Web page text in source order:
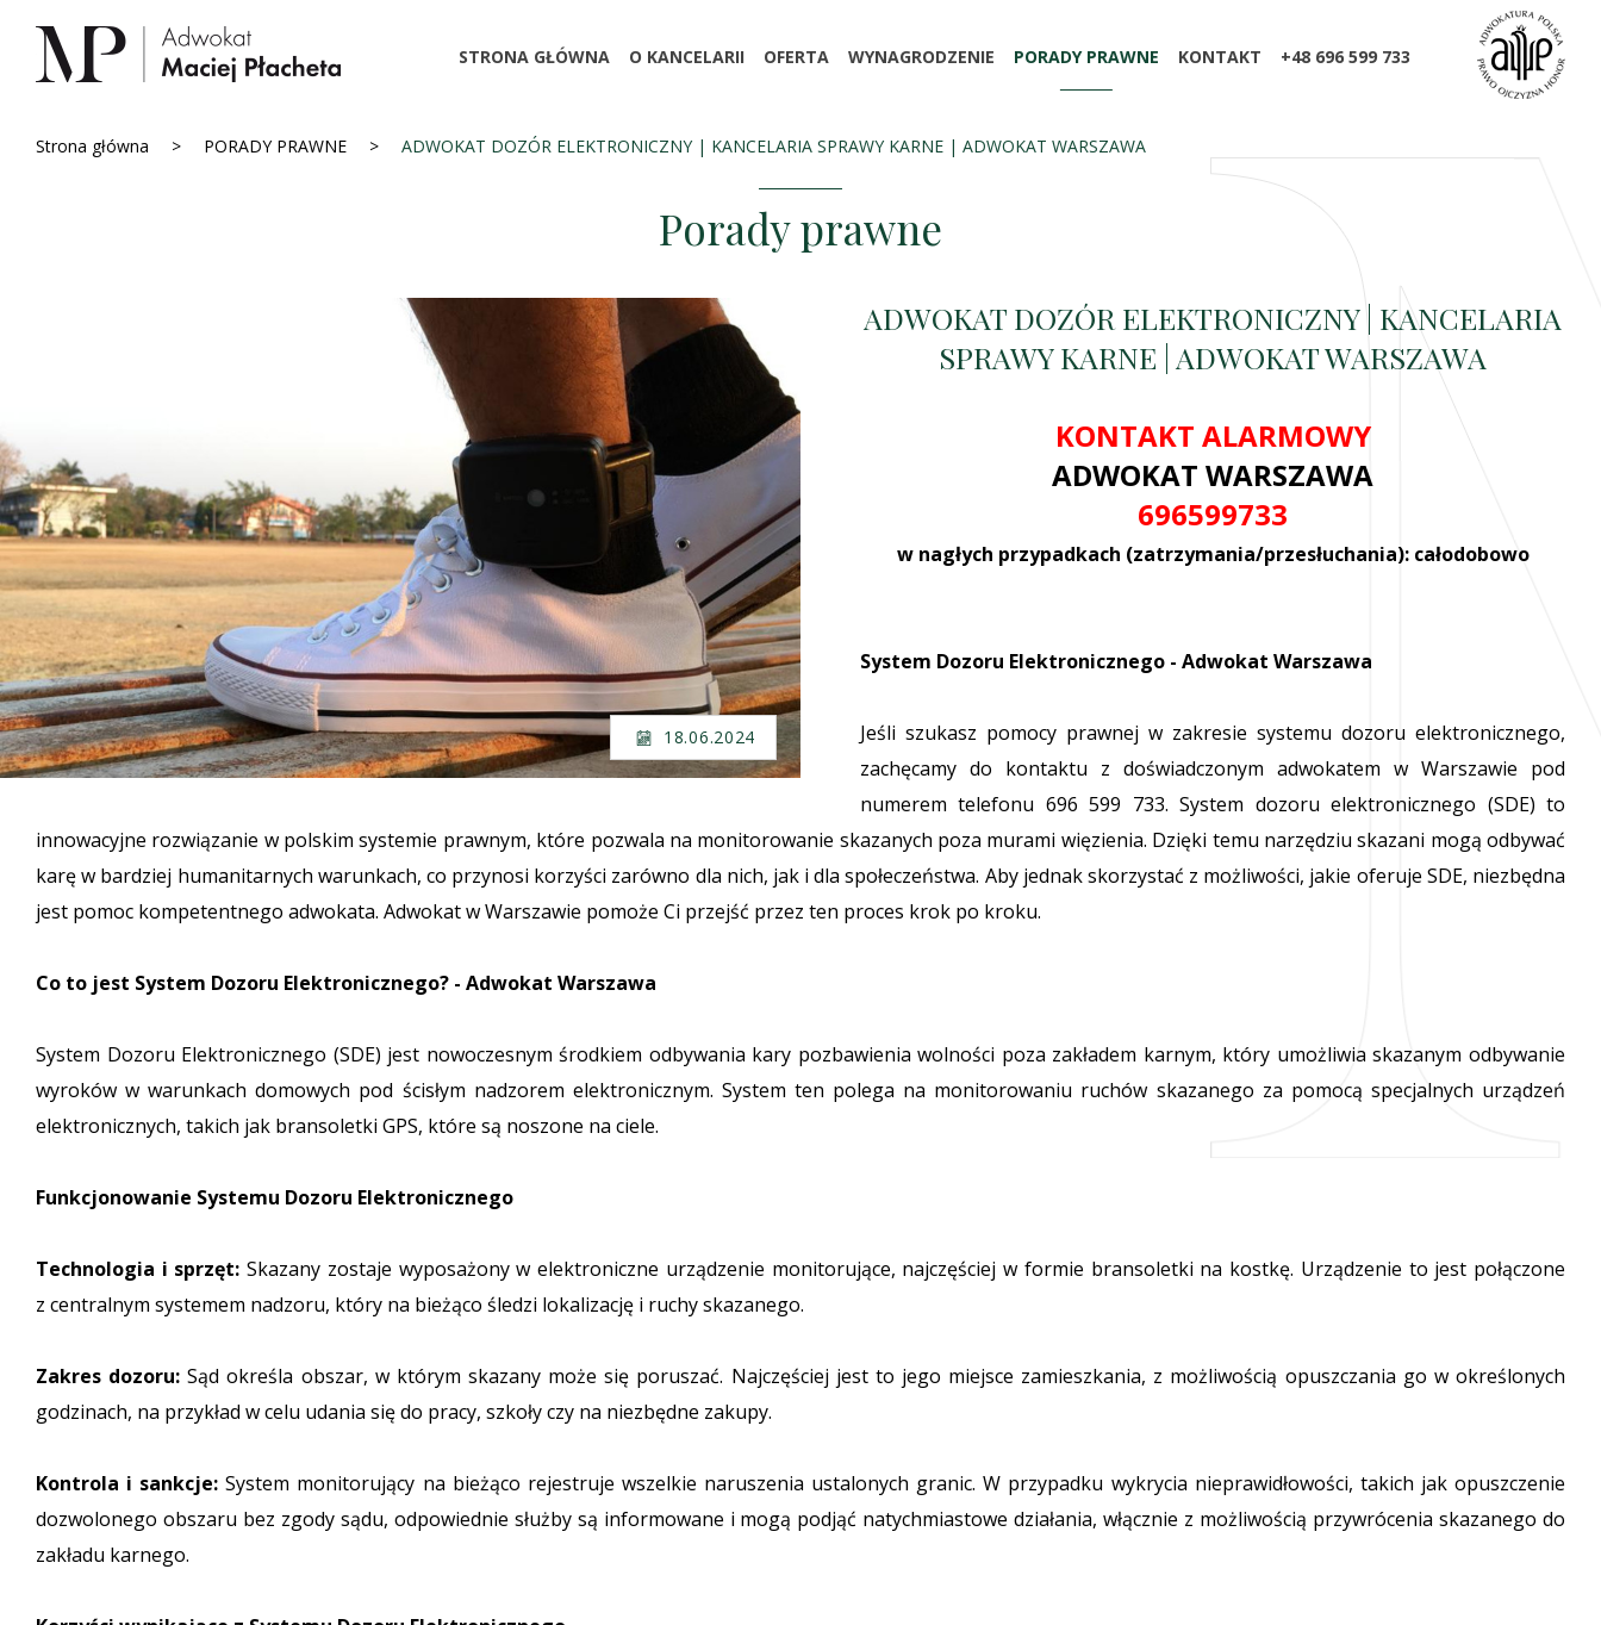
STRONA GŁÓWNA O KANCELARII OFERTA WYNAGRODZENIE PORADY PRAWNE KONTAKT +48 696 599 733
Strona główna PORADY PRAWNE ADWOKAT DOZÓR ELEKTRONICZNY | KANCELARIA SPRAWY KARNE | ADWOKAT WARSZAWA
Porady prawne
18.06.2024
ADWOKAT DOZÓR ELEKTRONICZNY | KANCELARIA
SPRAWY KARNE | ADWOKAT WARSZAWA
KONTAKT ALARMOWY
ADWOKAT WARSZAWA
696599733
w nagłych przypadkach (zatrzymania/przesłuchania): całodobowo
System Dozoru Elektronicznego - Adwokat Warszawa
Jeśli szukasz pomocy prawnej w zakresie systemu dozoru elektronicznego,
zachęcamy do kontaktu z doświadczonym adwokatem w Warszawie pod
numerem telefonu 696 599 733. System dozoru elektronicznego (SDE) to
innowacyjne rozwiązanie w polskim systemie prawnym, które pozwala na monitorowanie skazanych poza murami więzienia. Dzięki temu narzędziu skazani mogą odbywać
karę w bardziej humanitarnych warunkach, co przynosi korzyści zarówno dla nich, jak i dla społeczeństwa. Aby jednak skorzystać z możliwości, jakie oferuje SDE, niezbędna
jest pomoc kompetentnego adwokata. Adwokat w Warszawie pomoże Ci przejść przez ten proces krok po kroku.
Co to jest System Dozoru Elektronicznego? - Adwokat Warszawa
System Dozoru Elektronicznego (SDE) jest nowoczesnym środkiem odbywania kary pozbawienia wolności poza zakładem karnym, który umożliwia skazanym odbywanie
wyroków w warunkach domowych pod ścisłym nadzorem elektronicznym. System ten polega na monitorowaniu ruchów skazanego za pomocą specjalnych urządzeń
elektronicznych, takich jak bransoletki GPS, które są noszone na ciele.
Funkcjonowanie Systemu Dozoru Elektronicznego
Technologia i sprzęt: Skazany zostaje wyposażony w elektroniczne urządzenie monitorujące, najczęściej w formie bransoletki na kostkę. Urządzenie to jest połączone
z centralnym systemem nadzoru, który na bieżąco śledzi lokalizację i ruchy skazanego.
Zakres dozoru: Sąd określa obszar, w którym skazany może się poruszać. Najczęściej jest to jego miejsce zamieszkania, z możliwością opuszczania go w określonych
godzinach, na przykład w celu udania się do pracy, szkoły czy na niezbędne zakupy.
Kontrola i sankcje:System monitorujący na bieżąco rejestruje wszelkie naruszenia ustalonych granic. W przypadku wykrycia nieprawidłowości, takich jak opuszczenie
dozwolonego obszaru bez zgody sądu, odpowiednie służby są informowane i mogą podjąć natychmiastowe działania, włącznie z możliwością przywrócenia skazanego do
zakładu karnego.